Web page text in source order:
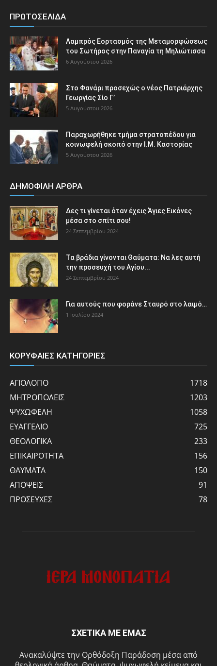
ΠΡΩΤΟΣΕΛΙΔΑ
Λαμπρός Εορτασμός της Μεταμορφώσεως
του Σωτήρος στην Παναγία τη Μηλιώτισσα
6 Αυγούστου 2026
Στο Φανάρι προσεχώς ο νέος Πατριάρχης
Γεωργίας Σίο Γ’
5 Αυγούστου 2026
Παραχωρήθηκε τμήμα στρατοπέδου για
κοινωφελή σκοπό στην Ι.Μ. Καστορίας
5 Αυγούστου 2026
ΔΗΜΟΦΙΛΗ ΑΡΘΡΑ
Δες τι γίνεται όταν έχεις Άγιες Εικόνες
μέσα στο σπίτι σου!
24 Σεπτεμβρίου 2024
Τα βράδια γίνονται Θαύματα: Να λες αυτή
την προσευχή του Αγίου...
24 Σεπτεμβρίου 2024
Για αυτούς που φοράνε Σταυρό στο λαιμό…
1 Ιουλίου 2024
ΚΟΡΥΦΑΙΕΣ ΚΑΤΗΓΟΡΙΕΣ
ΑΓΙΟΛΟΓΙΟ
1718
ΜΗΤΡΟΠΟΛΕΙΣ
1203
ΨΥΧΩΦΕΛΗ
1058
ΕΥΑΓΓΕΛΙΟ
725
ΘΕΟΛΟΓΙΚΑ
233
ΕΠΙΚΑΙΡΟΤΗΤΑ
156
ΘΑΥΜΑΤΑ
150
ΑΠΟΨΕΙΣ
91
ΠΡΟΣΕΥΧΕΣ
78
ΣΧΕΤΙΚΑ ΜΕ ΕΜΑΣ
Ανακαλύψτε την Ορθόδοξη Παράδοση μέσα από